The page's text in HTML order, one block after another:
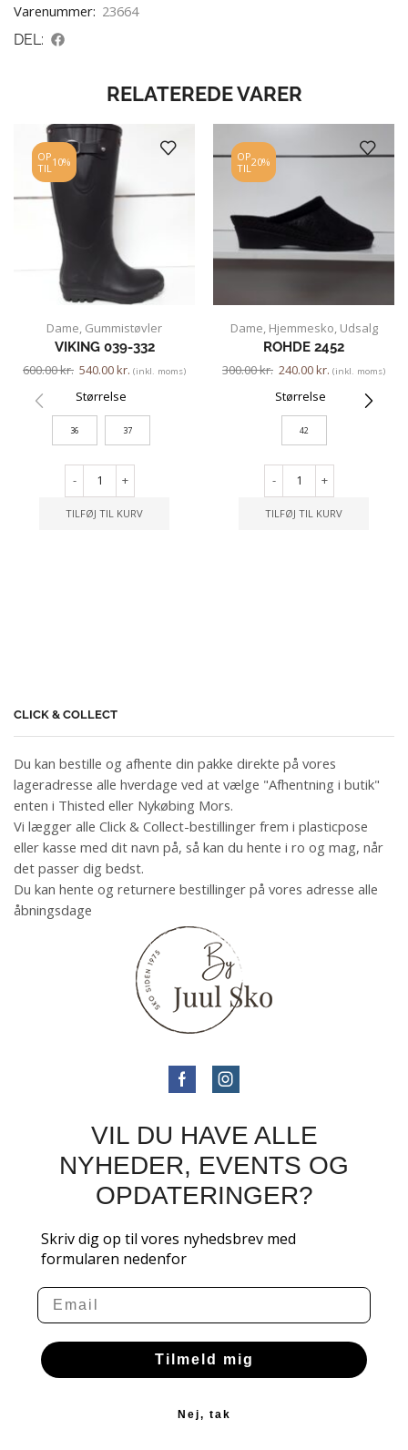
Varenummer: 23664
DEL:
RELATEREDE VARER
OP
TIL 10%
Dame Gummistøvler
VIKING 039-332
600.00kr. 540.00kr. (inkl. moms)
Størrelse
36 37
- +
TILFØJ TIL KURV
OP
TIL 20%
Dame Hjemmesko Udsalg
ROHDE 2452
300.00kr. 240.00kr. (inkl. moms)
Størrelse
42
- +
TILFØJ TIL KURV
CLICK & COLLECT
Du kan bestille og afhente din pakke direkte på vores
lageradresse alle hverdage ved at vælge "Afhentning i butik"
enten i Thisted eller Nykøbing Mors.
Vi lægger alle Click & Collect-bestillinger frem i plasticpose
eller kasse med dit navn på, så kan du hente i ro og mag, når
det passer dig bedst.
Du kan hente og returnere bestillinger på vores adresse alle
åbningsdage
VIL DU HAVE ALLE
NYHEDER, EVENTS OG
OPDATERINGER?
Skriv dig op til vores nyhedsbrev med
formularen nedenfor
Email
Tilmeld mig
Nej, tak